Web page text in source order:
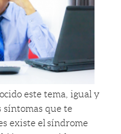
este tema, igual y
síntomas que te
existe el síndrome